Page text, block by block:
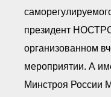
президент
организованном
мероприятии. А
Минстроя России